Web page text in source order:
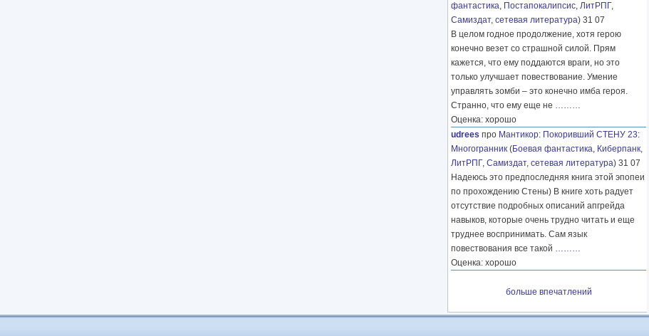
фантастика, Постапокалипсис, ЛитРПГ,
Самиздат, сетевая литература) 31 07
В целом годное продолжение, хотя герою
конечно везет со страшной силой. Прям
кажется, что ему поддаются враги, но это
только улучшает повествование. Умение
управлять зомби – это конечно имба героя.
Странно, что ему еще не ………
Оценка: хорошо
udrees про Мантикор: Покоривший СТЕНУ 23:
Многогранник (Боевая фантастика, Киберпанк,
ЛитРПГ, Самиздат, сетевая литература) 31 07
Надеюсь это предпоследняя книга этой эпопеи
по прохождению Стены) В книге хоть радует
отсутствие подробных описаний апгрейда
навыков, которые очень трудно читать и еще
труднее воспринимать. Сам язык
повествования все такой ………
Оценка: хорошо
больше впечатлений